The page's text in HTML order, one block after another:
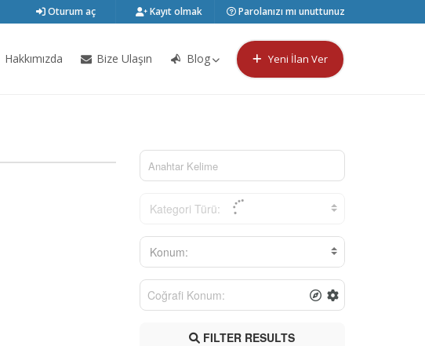
Oturum aç Kayıt olmak Parolanızı mı unuttunuz
Hakkımızda Bize Ulaşın Blog Yeni İlan Ver
Kategori Türü:
Konum:
FILTER RESULTS